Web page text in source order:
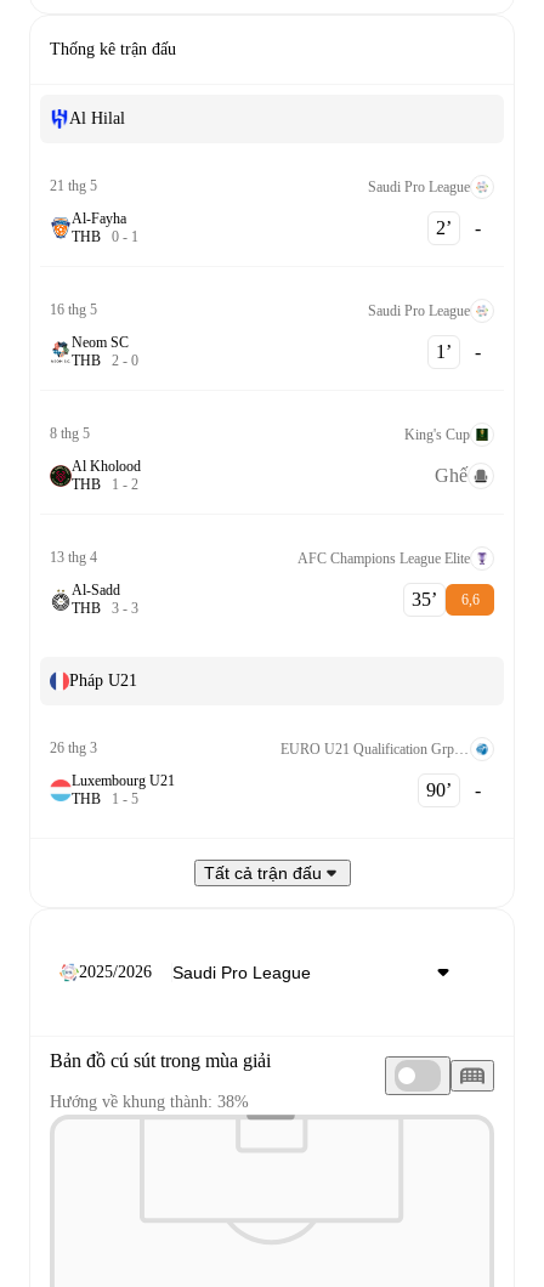
Thống kê trận đấu
Al Hilal
21 thg 5
Saudi Pro League
Al-Fayha
THB 0 - 1 2‎’‎ -
16 thg 5
Saudi Pro League
Neom SC
THB 2 - 0 1‎’‎ -
8 thg 5
King's Cup
Al Kholood
THB 1 - 2 Ghế
13 thg 4
AFC Champions League Elite
Al-Sadd
THB 3 - 3 35‎’‎ 6,6
Pháp U21
26 thg 3
Luxembourg U21
THB 1 - 5 90‎’‎ -
Tất cả trận đấu
2025/2026
Bản đồ cú sút trong mùa giải
Hướng về khung thành: 38%